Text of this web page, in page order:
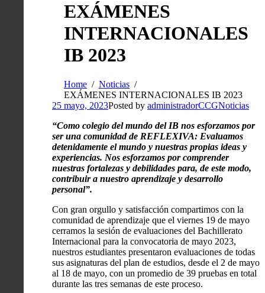
EXÁMENES
INTERNACIONALES
IB 2023
Home
Noticias
EXÁMENES INTERNACIONALES IB 2023
25 mayo, 2023Posted by administradorCCGNoticias
“Como colegio del mundo del IB nos esforzamos por
ser una comunidad de REFLEXIVA: Evaluamos
detenidamente el mundo y nuestras propias ideas y
experiencias. Nos esforzamos por comprender
nuestras fortalezas y debilidades para, de este modo,
contribuir a nuestro aprendizaje y desarrollo
personal”.
Con gran orgullo y satisfacción compartimos con la
comunidad de aprendizaje que el viernes 19 de mayo
cerramos la sesión de evaluaciones del Bachillerato
Internacional para la convocatoria de mayo 2023,
nuestros estudiantes presentaron evaluaciones de todas
sus asignaturas del plan de estudios, desde el 2 de mayo
al 18 de mayo, con un promedio de 39 pruebas en total
durante las tres semanas de este proceso.